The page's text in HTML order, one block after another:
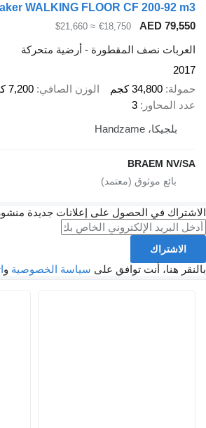
Kraker WALKING FLOOR CF 200-
AED
€18,750
≈ $21,660
نصف المقطورة - أرضية متحركة
34,800 كجم الوزن الصافي 7,200 كجم
3
BRAEM
في الحصول على إعلانات جديدة منشورة في
أنت توافق علىسياسة الخصوصيةواتفاقية